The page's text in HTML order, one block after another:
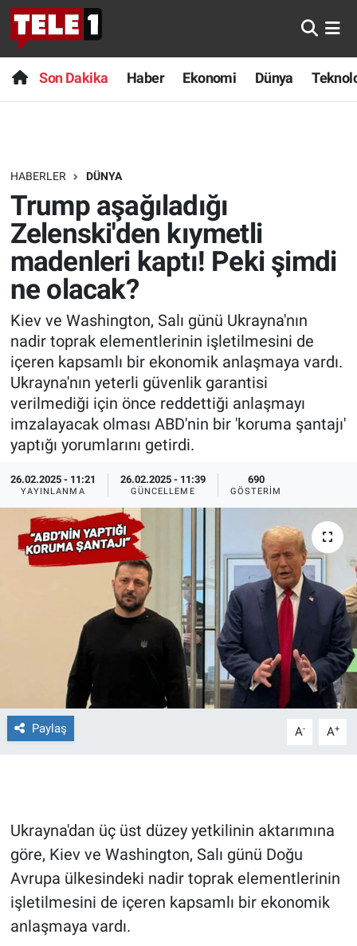
Son Dakika Haber Ekonomi Dünya
HABERLER DÜNYA
Trump aşağıladığı
Zelenski'den kıymetli
madenleri kaptı! Peki şimdi
ne olacak?
Kiev ve Washington, Salı günü Ukrayna'nın
nadir toprak elementlerinin işletilmesini de
içeren kapsamlı bir ekonomik anlaşmaya vardı.
Ukrayna'nın yeterli güvenlik garantisi
verilmediği için önce reddettiği anlaşmayı
imzalayacak olması ABD'nin bir 'koruma şantajı'
yaptığı yorumlarını getirdi.
26.02.2025 - 11:21
YAYINLANMA
26.02.2025 - 11:39
GÜNCELLEME
690
GÖSTERIM
Paylaş A- A+
Ukrayna'dan üç üst düzey yetkilinin aktarımına
göre, Kiev ve Washington, Salı günü Doğu
Avrupa ülkesindeki nadir toprak elementlerinin
işletilmesini de içeren kapsamlı bir ekonomik
anlaşmaya vardı.
Anında Manşet
Başka Sohbetler
Bilim turu
Bilim ve Teknoloji Evreni
Doğa Konuşuyor
Dünya
Ege Saati
Ege'den Esintiler
Eğitim
Ekonomi
Forum
Gerçeğin İzinde
Gün Başlıyor
Gün Bitiyor
Gün Ortası
Haber
İlan
Son Dakika
Haber
Dünya
Teknoloji
Sağlık
Spor
Yayın Akışı
İletişim
Nöbetçi Eczaneler
Hava Durumu
Trafik Durumu
Süper Lig Puan Durumu ve Fikstür
Tüm Manşetler
Son Dakika Haberleri
Haber Arşivi